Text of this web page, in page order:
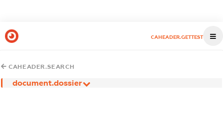
CAHEADER.GETTEST
CAHEADER.SEARCH
document.dossier